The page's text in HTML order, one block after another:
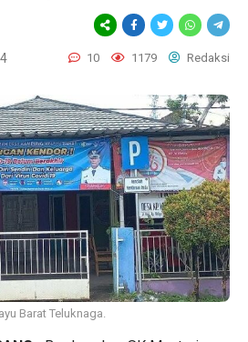
10 1179 Redaksi
Barat Teluknaga.